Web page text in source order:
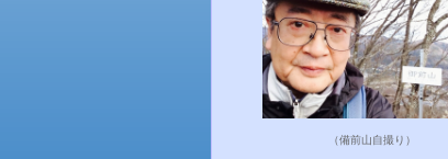
（備前山自撮り）